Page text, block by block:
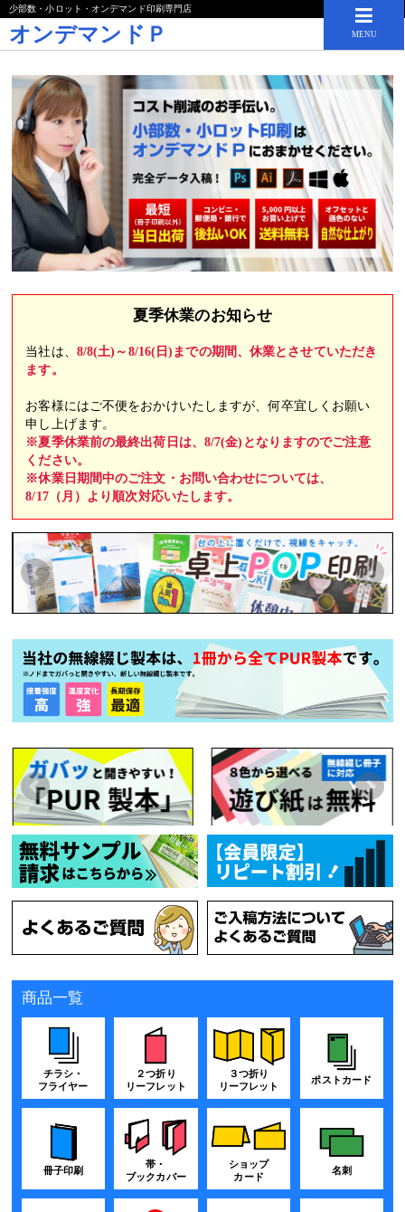
少部数・小ロット・オンデマンド印刷専門店
オンデマンドＰ MENU
夏季休業のお知らせ
当社は、 8/8(土)～8/16(日)までの期間、休業とさせていただき
ます。
お客様にはご不便をおかけいたしますが、何卒宜しくお願い
申し上げます。
※夏季休業前の最終出荷日は、8/7(金)となりますのでご注意
ください。
※休業日期間中のご注文・お問い合わせについては、
8/17（月）より順次対応いたします。
商品一覧
チラシ・
フライヤー
２つ折り
リーフレット
３つ折り
リーフレット
ポストカード
冊子印刷
帯・
ブックカバー
ショップ
カード
名刺